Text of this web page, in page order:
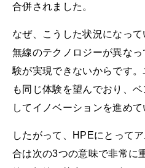
合併されました。
なぜ、こうした状況になっ
無線のテクノロジーが異な
験が実現できないからです
も同じ体験を望んでおり、
してイノベーションを進めて
したがって、HPEにとって
合は次の3つの意味で非常に